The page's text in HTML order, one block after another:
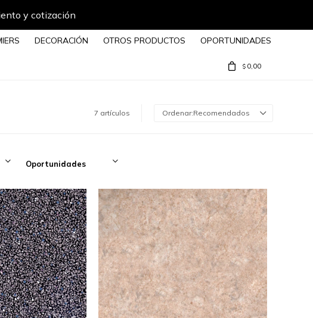
y cotización
DECORACIÓN OTROS PRODUCTOS OPORTUNIDADES
$ 0,00
7 artículos Recomendados
Oportunidades